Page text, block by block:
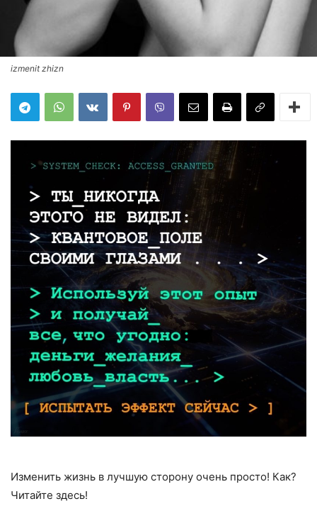
izmenit zhizn
Изменить жизнь в лучшую сторону очень просто! Как?
Читайте здесь!